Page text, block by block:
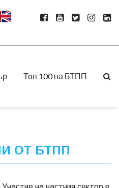
Топ 100 на БТПП
ОТ БТПП